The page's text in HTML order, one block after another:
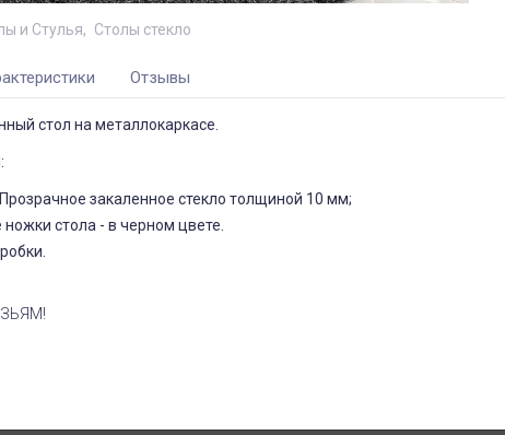
и Стулья Столы стекло
Отзывы
стол на металлокаркасе.
закаленное стекло толщиной 10 мм;
стола - в черном цвете.